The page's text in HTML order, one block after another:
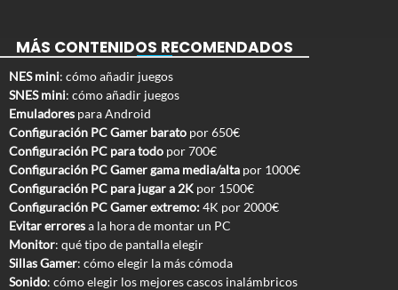
MÁS CONTENIDOS RECOMENDADOS
NES mini: cómo añadir juegos
SNES mini: cómo añadir juegos
Emuladores para Android
Configuración PC Gamer barato por 650€
Configuración PC para todo por 700€
Configuración PC Gamer gama media/alta por 1000€
Configuración PC para jugar a 2K por 1500€
Configuración PC Gamer extremo:4K por 2000€
Evitar erroresa la hora de montar un PC
Monitor: qué tipo de pantalla elegir
Sillas Gamer: cómo elegir la más cómoda
Sonido: cómo elegir los mejores cascos inalámbricos